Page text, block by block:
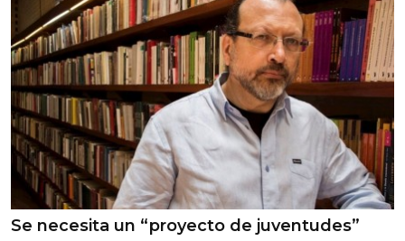
Se necesita un “proyecto de juventudes”